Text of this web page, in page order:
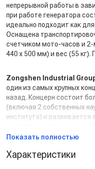
непрерывной работы в
при работе генератора
идеально подходит как
Оснащена
счетчиком мото-часов и
440 х 500 мм) и вес (55 кг).
Zongshen Industrial
один из самых крупных
назад. Концерн состоит
(включая 2 собственных
института) и развивается
квадроциклы, силовая
(мотокультиваторы,
Показать полностью
Характеристики